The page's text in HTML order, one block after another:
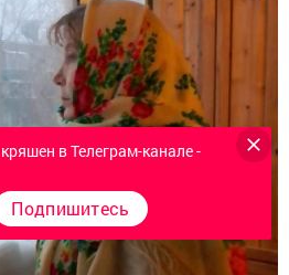
в Телеграм-канале -
Подпишитесь